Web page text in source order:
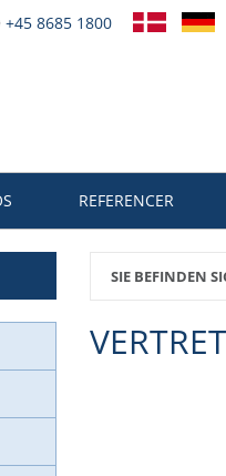
+45 8685 1800
REFERENCER
SIE BEFINDEN